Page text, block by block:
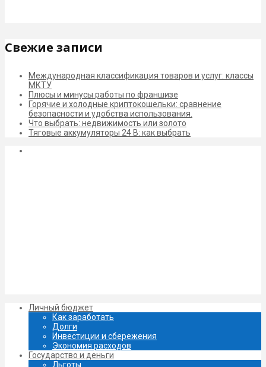
Свежие записи
Международная классификация товаров и услуг: классы
МКТУ
Плюсы и минусы работы по франшизе
Горячие и холодные криптокошельки: сравнение
безопасности и удобства использования.
Что выбрать: недвижимость или золото
Тяговые аккумуляторы 24 В: как выбрать
Личный бюджет
Как заработать
Долги
Инвестиции и сбережения
Экономия расходов
Государство и деньги
Льготы